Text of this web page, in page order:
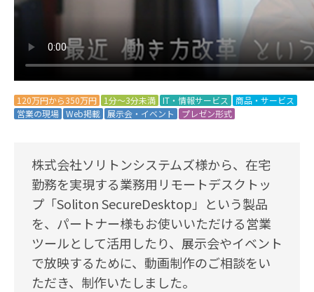
120万円から350万円 1分～3分未満 IT・情報サービス
商品・サービス
営業の現場 Web掲載 展示会・イベント プレゼン形式
株式会社ソリトンシステムズ様から、在宅
勤務を実現する業務用リモートデスクトッ
プ「Soliton SecureDesktop」という製品
を、パートナー様もお使いいただける営業
ツールとして活用したり、展示会やイベント
で放映するために、動画制作のご相談をい
ただき、制作いたしました。